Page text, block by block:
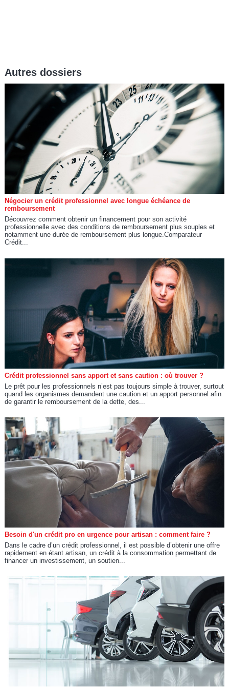
Autres dossiers
Négocier un crédit professionnel avec longue échéance de
remboursement
Découvrez comment obtenir un financement pour son activité
professionnelle avec des conditions de remboursement plus souples et
notamment une durée de remboursement plus longue.Comparateur
Crédit...
Crédit professionnel sans apport et sans caution : où trouver ?
Le prêt pour les professionnels n’est pas toujours simple à trouver, surtout
quand les organismes demandent une caution et un apport personnel afin
de garantir le remboursement de la dette, des...
Besoin d'un crédit pro en urgence pour artisan : comment faire ?
Dans le cadre d’un crédit professionnel, il est possible d’obtenir une offre
rapidement en étant artisan, un crédit à la consommation permettant de
financer un investissement, un soutien...